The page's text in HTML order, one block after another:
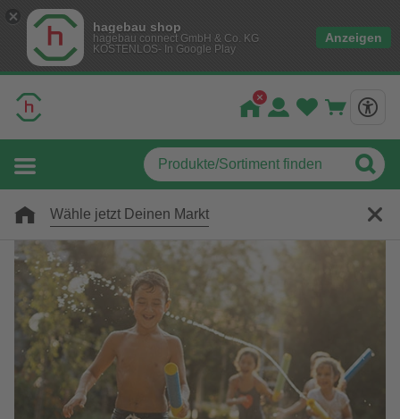
hagebau shop
hagebau connect GmbH & Co. KG
KOSTENLOS- In Google Play
Anzeigen
Wähle jetzt Deinen Markt